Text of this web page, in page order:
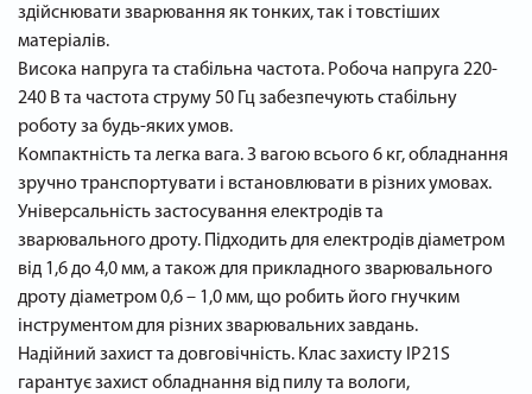
здійснювати зварювання як тонких, так і товстіших
матеріалів.
Висока напруга та стабільна частота. Робоча напруга 220-
240 В та частота струму 50 Гц забезпечують стабільну
роботу за будь-яких умов.
Компактність та легка вага. З вагою всього 6 кг, обладнання
зручно транспортувати і встановлювати в різних умовах.
Універсальність застосування електродів та
зварювального дроту. Підходить для електродів діаметром
від 1,6 до 4,0 мм, а також для прикладного зварювального
дроту діаметром 0,6 – 1,0 мм, що робить його гнучким
інструментом для різних зварювальних завдань.
Надійний захист та довговічність. Клас захисту IP21S
гарантує захист обладнання від пилу та вологи,